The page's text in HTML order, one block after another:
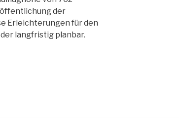
der
Erleichterungen für den
langfristig planbar.